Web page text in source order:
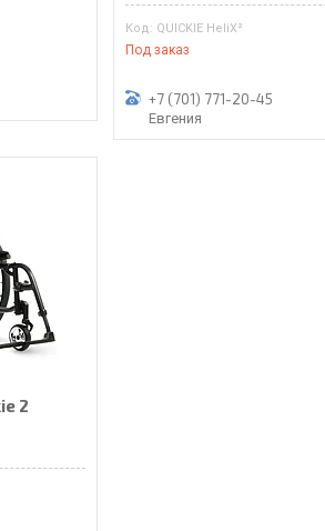
QUICKIE HeliX²
Под заказ
+7 (701) 771-20-45
Евгения
2